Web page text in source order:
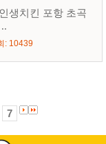
생치킨 포항 초곡
: 10439
7